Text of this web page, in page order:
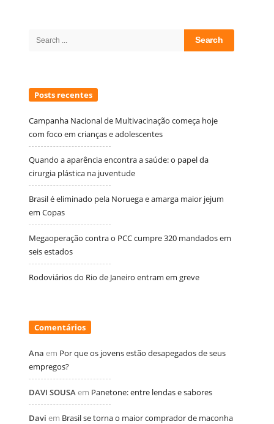
Posts recentes
Campanha Nacional de Multivacinação começa hoje
com foco em crianças e adolescentes
Quando a aparência encontra a saúde: o papel da
cirurgia plástica na juventude
Brasil é eliminado pela Noruega e amarga maior jejum
em Copas
Megaoperação contra o PCC cumpre 320 mandados em
seis estados
Rodoviários do Rio de Janeiro entram em greve
Comentários
Ana em Por que os jovens estão desapegados de seus
empregos?
DAVI SOUSA em Panetone: entre lendas e sabores
Davi em Brasil se torna o maior comprador de maconha